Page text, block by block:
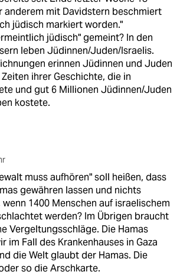
anderem mit Davidstern beschmiert
jüdisch markiert worden."
jüdisch" gemeint? In den
leben Jüdinnen/Juden/Israelis.
erinnen Jüdinnen und Juden
ihrer Geschichte, die in
und gut 6 Millionen Jüdinnen/Juden
kostete.
muss aufhören" soll heißen, dass
gewähren lassen und nichts
1400 Menschen auf israelischem
werden? Im Übrigen braucht
Vergeltungsschläge. Die Hamas
im Fall des Krankenhauses in Gaza
die Welt glaubt der Hamas. Die
so die Arschkarte.